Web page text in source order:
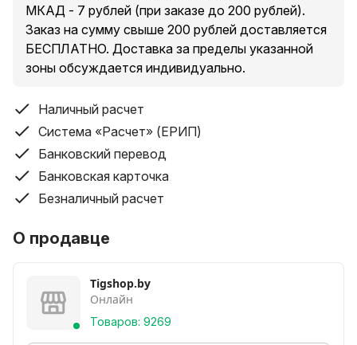
МКАД - 7 рублей (при заказе до 200 рублей).
Заказ на сумму свыше 200 рублей доставляется
БЕСПЛАТНО. Доставка за пределы указанной
зоны обсуждается индивидуально.
Наличный расчет
Система «Расчет» (ЕРИП)
Банковский перевод
Банковская карточка
Безналичный расчет
О продавце
Tigshop.by
Онлайн
Товаров: 9269